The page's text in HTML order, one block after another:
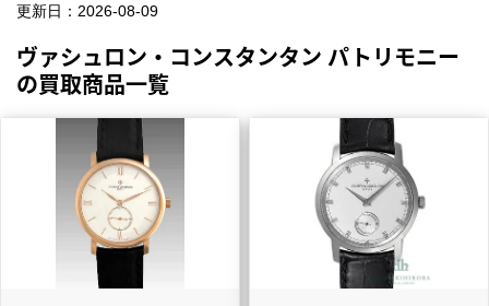
更新日： 2026-08-09
ヴァシュロン・コンスタンタン パトリモニー
の買取商品一覧